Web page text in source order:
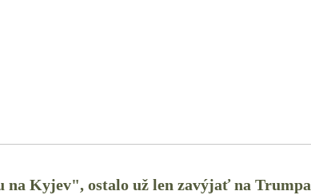
na Kyjev", ostalo už len zavýjať na Trumpa